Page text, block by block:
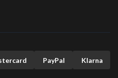
PayPal Klarna